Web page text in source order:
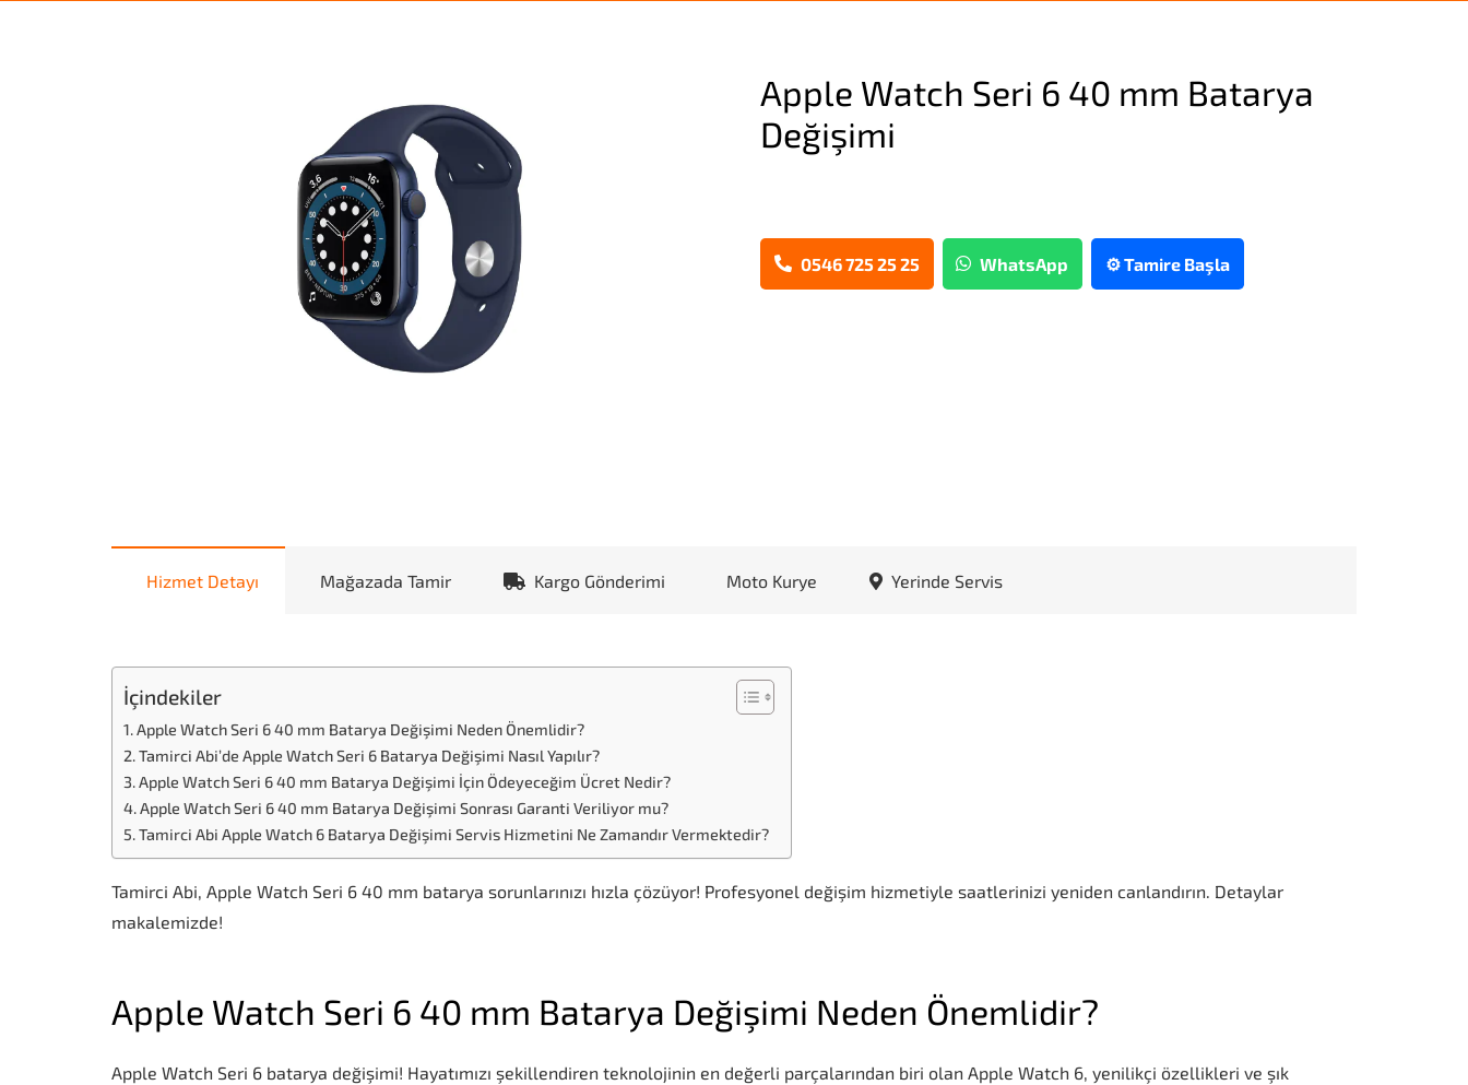
Apple Watch Seri 6 40 mm Batarya
Değişimi
0546 725 25 25 WhatsApp ⚙️ Tamire Başla
Hizmet Detayı Mağazada Tamir Kargo Gönderimi Moto Kurye Yerinde Servis
İçindekiler
Apple Watch Seri 6 40 mm Batarya Değişimi Neden Önemlidir?
Tamirci Abi’de Apple Watch Seri 6 Batarya Değişimi Nasıl Yapılır?
Apple Watch Seri 6 40 mm Batarya Değişimi İçin Ödeyeceğim Ücret Nedir?
Apple Watch Seri 6 40 mm Batarya Değişimi Sonrası Garanti Veriliyor mu?
Tamirci Abi Apple Watch 6 Batarya Değişimi Servis Hizmetini Ne Zamandır Vermektedir?
Tamirci Abi, Apple Watch Seri 6 40 mm batarya sorunlarınızı hızla çözüyor! Profesyonel değişim hizmetiyle saatlerinizi yeniden canlandırın. Detaylar
makalemizde!
Apple Watch Seri 6 40 mm Batarya Değişimi Neden Önemlidir?
Apple Watch Seri 6 batarya değişimi! Hayatımızı şekillendiren teknolojinin en değerli parçalarından biri olan Apple Watch 6, yenilikçi özellikleri ve şık